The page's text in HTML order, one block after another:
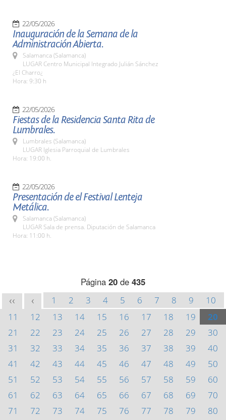
22/05/2026
Inauguración de la Semana de la
Administración Abierta.
Salamanca (Salamanca)
LUGAR Centro Municipal Integrado Julián Sánchez
¿El Charro¿
Hora: 9:30 h
22/05/2026
Fiestas de la Residencia Santa Rita de
Lumbrales.
Lumbrales (Salamanca)
LUGAR Iglesia Parroquial de Lumbrales
Hora: 19:00 h.
22/05/2026
Presentación de el Festival Lenteja
Metálica.
Salamanca (Salamanca)
LUGAR Sala de prensa. Diputación de Salamanca
Hora: 11:00 h.
Página 20 de 435
<< < 1 2 3 4 5 6 7 8 9
10
11
12 13 14 15 16 17 18 19
20
21
22 23 24 25 26 27 28 29
30
31
32 33 34 35 36 37 38 39
40
41
42 43 44 45 46 47 48 49
50
51
52 53 54 55 56 57 58 59
60
61
62 63 64 65 66 67 68 69
70
71
72 73 74 75 76 77 78 79
80